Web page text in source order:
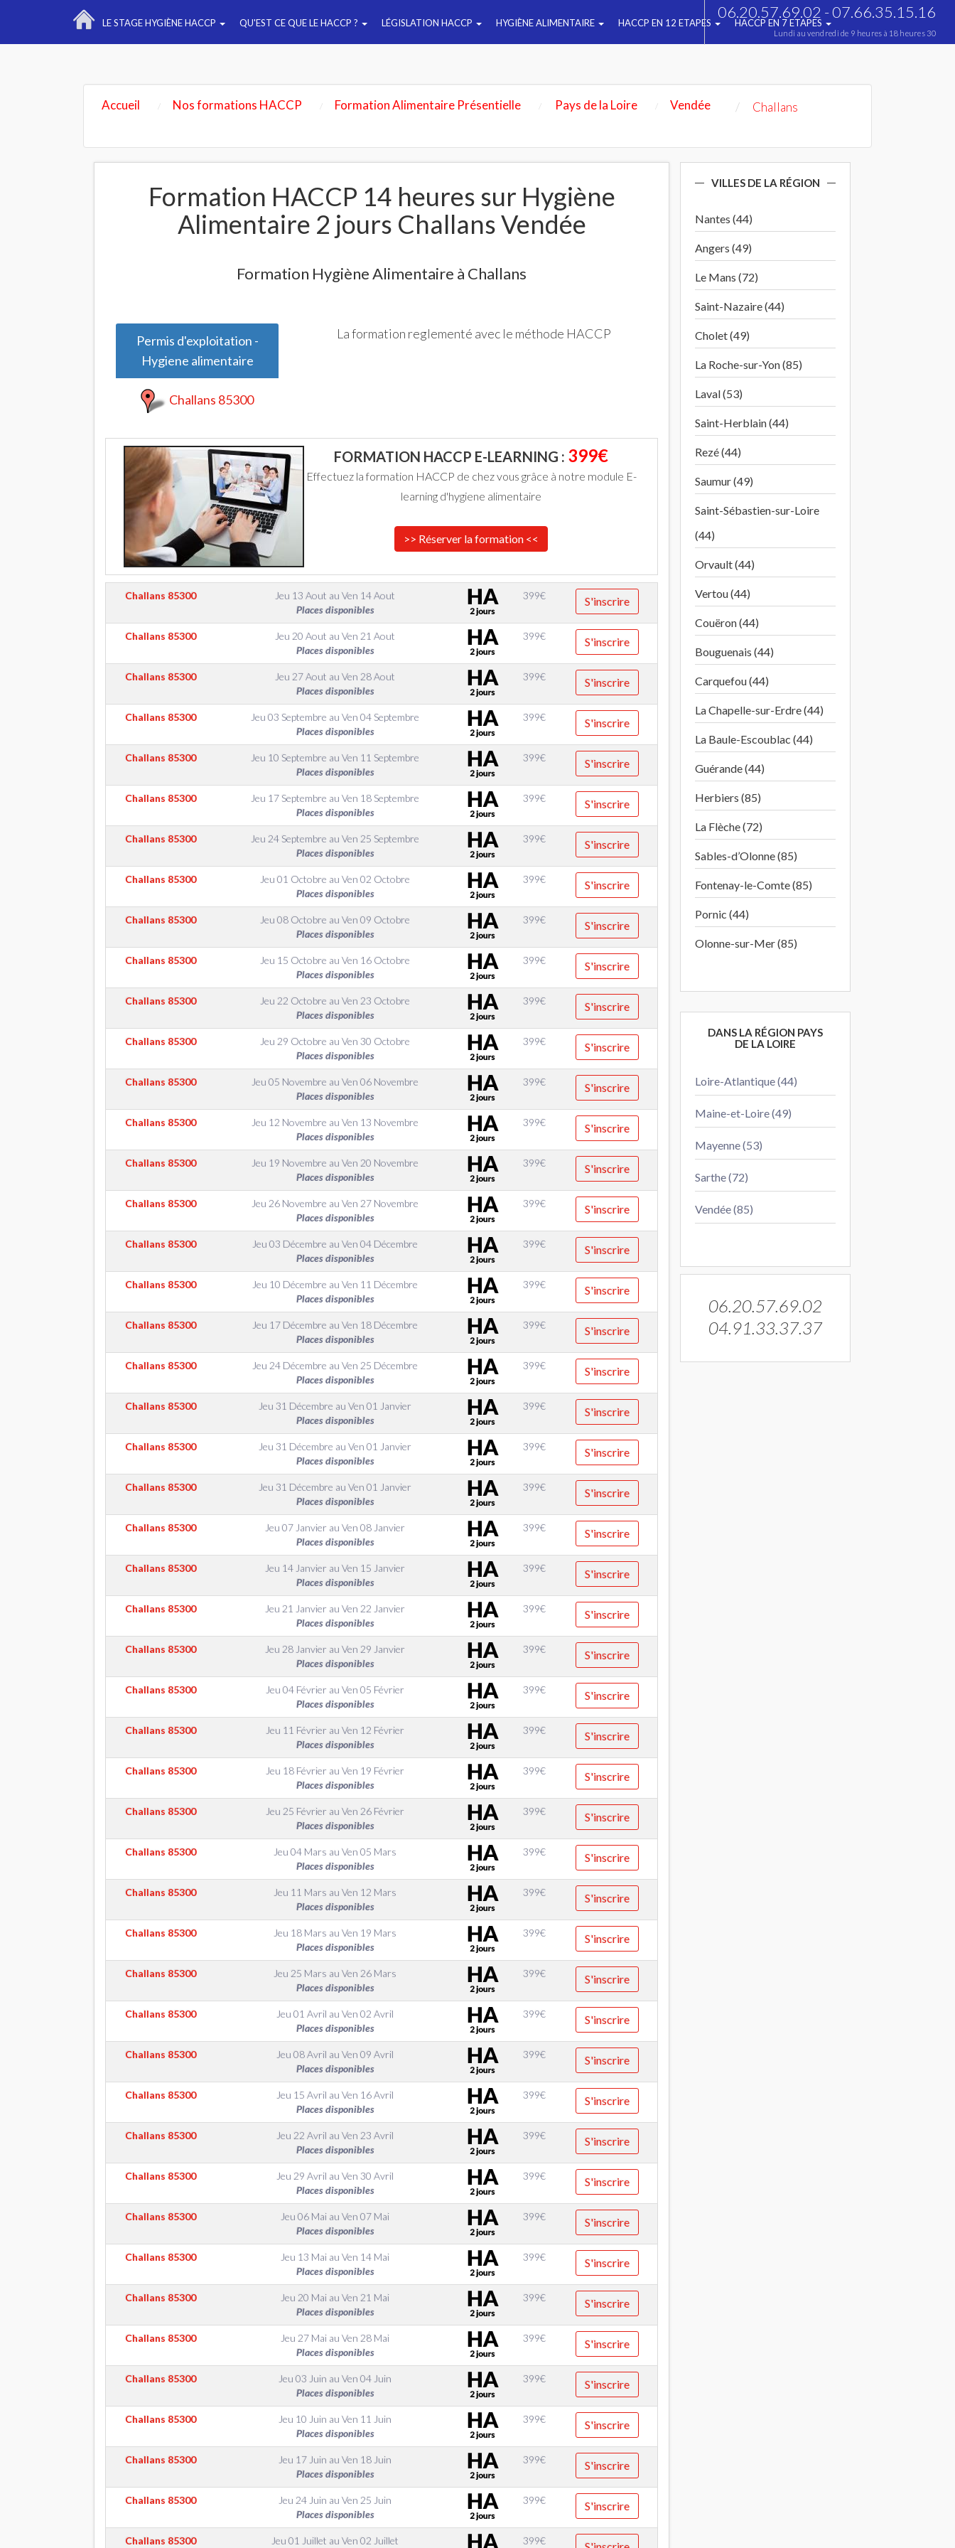
LE STAGE HYGIÈNE HACCP QU'EST CE QUE LE HACCP ? LÉGISLATION HACCP HYGIÈNE ALIMENTAIRE HACCP EN 12 ETAPES HACCP EN 7 ETAPES
06.20.57.69.02 - 07.66.35.15.16
Lundi au vendredi de 9 heures à 18 heures 30
Accueil Nos formations HACCP Formation Alimentaire Présentielle Pays de la Loire Vendée Challans
Formation HACCP 14 heures sur Hygiène
Alimentaire 2 jours Challans Vendée
Formation Hygiène Alimentaire à Challans
La formation reglementé avec le méthode HACCP
Permis d'exploitation -
Hygiene alimentaire
Challans 85300
FORMATION HACCP E-LEARNING : 399€
Effectuez la formation HACCP de chez vous grâce à notre module E-
learning d'hygiene alimentaire
>> Réserver la formation <<
Challans 85300 Jeu 13 Aout au Ven 14 Aout
Places disponibles
399€ S'inscrire
Challans 85300 Jeu 20 Aout au Ven 21 Aout
Places disponibles
399€ S'inscrire
Challans 85300 Jeu 27 Aout au Ven 28 Aout
Places disponibles
399€ S'inscrire
Challans 85300 Jeu 03 Septembre au Ven 04 Septembre
Places disponibles
399€ S'inscrire
Challans 85300 Jeu 10 Septembre au Ven 11 Septembre
Places disponibles
399€ S'inscrire
Challans 85300 Jeu 17 Septembre au Ven 18 Septembre
Places disponibles
399€ S'inscrire
Challans 85300 Jeu 24 Septembre au Ven 25 Septembre
Places disponibles
399€ S'inscrire
Challans 85300 Jeu 01 Octobre au Ven 02 Octobre
Places disponibles
399€ S'inscrire
Challans 85300 Jeu 08 Octobre au Ven 09 Octobre
Places disponibles
399€ S'inscrire
Challans 85300 Jeu 15 Octobre au Ven 16 Octobre
Places disponibles
399€ S'inscrire
Challans 85300 Jeu 22 Octobre au Ven 23 Octobre
Places disponibles
399€ S'inscrire
Challans 85300 Jeu 29 Octobre au Ven 30 Octobre
Places disponibles
399€ S'inscrire
Challans 85300 Jeu 05 Novembre au Ven 06 Novembre
Places disponibles
399€ S'inscrire
Challans 85300 Jeu 12 Novembre au Ven 13 Novembre
Places disponibles
399€ S'inscrire
Challans 85300 Jeu 19 Novembre au Ven 20 Novembre
Places disponibles
399€ S'inscrire
Challans 85300 Jeu 26 Novembre au Ven 27 Novembre
Places disponibles
399€ S'inscrire
Challans 85300 Jeu 03 Décembre au Ven 04 Décembre
Places disponibles
399€ S'inscrire
Challans 85300 Jeu 10 Décembre au Ven 11 Décembre
Places disponibles
399€ S'inscrire
Challans 85300 Jeu 17 Décembre au Ven 18 Décembre
Places disponibles
399€ S'inscrire
Challans 85300 Jeu 24 Décembre au Ven 25 Décembre
Places disponibles
399€ S'inscrire
Challans 85300 Jeu 31 Décembre au Ven 01 Janvier
Places disponibles
399€ S'inscrire
Challans 85300 Jeu 31 Décembre au Ven 01 Janvier
Places disponibles
399€ S'inscrire
Challans 85300 Jeu 31 Décembre au Ven 01 Janvier
Places disponibles
399€ S'inscrire
Challans 85300 Jeu 07 Janvier au Ven 08 Janvier
Places disponibles
399€ S'inscrire
Challans 85300 Jeu 14 Janvier au Ven 15 Janvier
Places disponibles
399€ S'inscrire
Challans 85300 Jeu 21 Janvier au Ven 22 Janvier
Places disponibles
399€ S'inscrire
Challans 85300 Jeu 28 Janvier au Ven 29 Janvier
Places disponibles
399€ S'inscrire
Challans 85300 Jeu 04 Février au Ven 05 Février
Places disponibles
399€ S'inscrire
Challans 85300 Jeu 11 Février au Ven 12 Février
Places disponibles
399€ S'inscrire
Challans 85300 Jeu 18 Février au Ven 19 Février
Places disponibles
399€ S'inscrire
Challans 85300 Jeu 25 Février au Ven 26 Février
Places disponibles
399€ S'inscrire
Challans 85300 Jeu 04 Mars au Ven 05 Mars
Places disponibles
399€ S'inscrire
Challans 85300 Jeu 11 Mars au Ven 12 Mars
Places disponibles
399€ S'inscrire
Challans 85300 Jeu 18 Mars au Ven 19 Mars
Places disponibles
399€ S'inscrire
Challans 85300 Jeu 25 Mars au Ven 26 Mars
Places disponibles
399€ S'inscrire
Challans 85300 Jeu 01 Avril au Ven 02 Avril
Places disponibles
399€ S'inscrire
Challans 85300 Jeu 08 Avril au Ven 09 Avril
Places disponibles
399€ S'inscrire
Challans 85300 Jeu 15 Avril au Ven 16 Avril
Places disponibles
399€ S'inscrire
Challans 85300 Jeu 22 Avril au Ven 23 Avril
Places disponibles
399€ S'inscrire
Challans 85300 Jeu 29 Avril au Ven 30 Avril
Places disponibles
399€ S'inscrire
Challans 85300 Jeu 06 Mai au Ven 07 Mai
Places disponibles
399€ S'inscrire
Challans 85300 Jeu 13 Mai au Ven 14 Mai
Places disponibles
399€ S'inscrire
Challans 85300 Jeu 20 Mai au Ven 21 Mai
Places disponibles
399€ S'inscrire
Challans 85300 Jeu 27 Mai au Ven 28 Mai
Places disponibles
399€ S'inscrire
Challans 85300 Jeu 03 Juin au Ven 04 Juin
Places disponibles
399€ S'inscrire
Challans 85300 Jeu 10 Juin au Ven 11 Juin
Places disponibles
399€ S'inscrire
Challans 85300 Jeu 17 Juin au Ven 18 Juin
Places disponibles
399€ S'inscrire
Challans 85300 Jeu 24 Juin au Ven 25 Juin
Places disponibles
399€ S'inscrire
Challans 85300 Jeu 01 Juillet au Ven 02 Juillet 399€
VILLES DE LA RÉGION
Nantes (44)
Angers (49)
Le Mans (72)
Saint-Nazaire (44)
Cholet (49)
La Roche-sur-Yon (85)
Laval (53)
Saint-Herblain (44)
Rezé (44)
Saumur (49)
Saint-Sébastien-sur-Loire
(44)
Orvault (44)
Vertou (44)
Couëron (44)
Bouguenais (44)
Carquefou (44)
La Chapelle-sur-Erdre (44)
La Baule-Escoublac (44)
Guérande (44)
Herbiers (85)
La Flèche (72)
Sables-d’Olonne (85)
Fontenay-le-Comte (85)
Pornic (44)
Olonne-sur-Mer (85)
DANS LA RÉGION PAYS
DE LA LOIRE
Loire-Atlantique (44)
Maine-et-Loire (49)
Mayenne (53)
Sarthe (72)
Vendée (85)
06.20.57.69.02
04.91.33.37.37